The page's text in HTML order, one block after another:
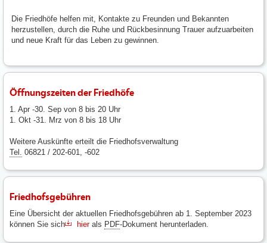
Die Friedhöfe helfen mit, Kontakte zu Freunden und Bekannten
herzustellen, durch die Ruhe und Rückbesinnung Trauer aufzuarbeiten
und neue Kraft für das Leben zu gewinnen.
Öffnungszeiten der Friedhöfe
1. Apr -30. Sep von 8 bis 20 Uhr
1. Okt -31. Mrz von 8 bis 18 Uhr
Weitere Auskünfte erteilt die Friedhofsverwaltung
Tel. 06821 / 202-601, -602
Friedhofsgebühren
Eine Übersicht der aktuellen Friedhofsgebühren ab 1. September 2023
können Sie sich
hierals PDF-Dokument herunterladen.